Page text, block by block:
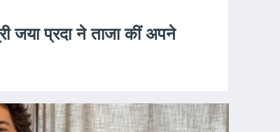
जया प्रदा ने ताजा कीं अपने